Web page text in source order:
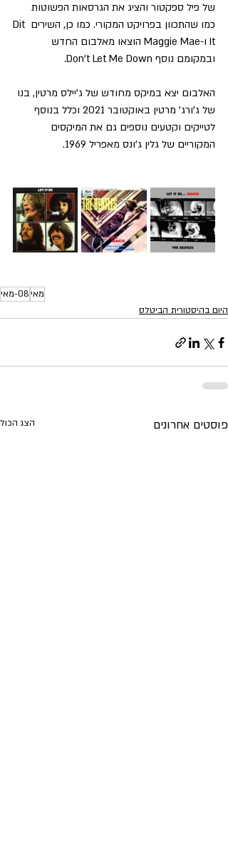
של פיל ספקטור והציג את הגרסאות הפשוטות
כמו שהתכוון בפרויקט המקורי. כמו כן, השירים Dit
It ו-Maggie Mae הוצאו מאלבום החדש
ובמקומם נוסף Don't Let Me Down.
האלבום יצא במיקס מחודש של ג'יילס מרטין, בנו
של ג'ורג' מרטין באוקטובר 2021 וכלל בנוסף
לטייקים וקטעים נוספים גם את המיקסים
המקוריים של גלין ג'ונס מאפריל 1969.
מאי08-מאי
היום בהיסטורית הביטלס
פוסטים אחרונים הצג הכול